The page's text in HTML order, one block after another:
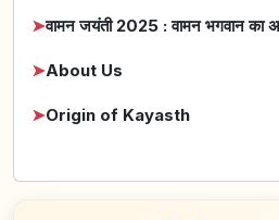
➤वामन जयंती 2025 : वामन भगवान का
➤About Us
➤Origin of Kayasth